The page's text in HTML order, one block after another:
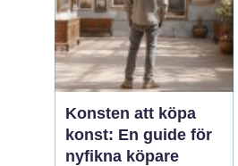
Konsten att köpa
konst: En guide för
nyfikna köpare